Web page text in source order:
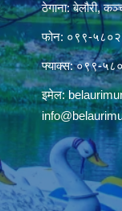
ठेगाना: बेलौरी,
फोन: ०९९-
फ्याक्स: ०९९-
इमेल: